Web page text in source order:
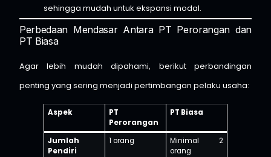
sehingga mudah untuk ekspansi modal.
Perbedaan Mendasar Antara PT Perorangan dan
PT Biasa
Agar lebih mudah dipahami, berikut perbandingan
penting yang sering menjadi pertimbangan pelaku usaha:
Aspek
PT
Perorangan
PT Biasa
Jumlah
Pendiri
1 orang
Minimal 2
orang